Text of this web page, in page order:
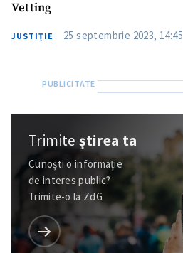
Vetting
JUSTIȚIE 25 septembrie 2023, 14:45
Trimiteștirea ta
Cunoști o informație
de interes public?
Trimite-o la ZdG